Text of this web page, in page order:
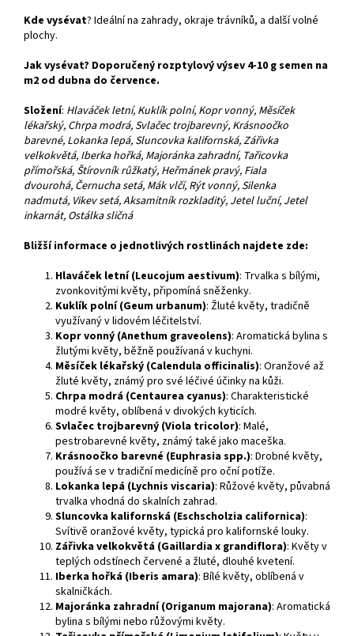
Kde vysévat? Ideální na zahrady, okraje trávníků, a další volné
plochy.
Jak vysévat? Doporučený rozptylový výsev 4-10 g semen na
m2 od dubna do července.
Složení: Hlaváček letní, Kuklík polní, Kopr vonný, Měsíček
lékařský, Chrpa modrá, Svlačec trojbarevný, Krásnoočko
barevné, Lokanka lepá, Sluncovka kalifornská, Zářivka
velkokvětá, Iberka hořká, Majoránka zahradní, Tařicovka
přímořská, Štírovník růžkatý, Heřmánek pravý, Fiala
dvourohá, Černucha setá, Mák vlčí, Rýt vonný, Silenka
nadmutá, Vikev setá, Aksamitník rozkladitý, Jetel luční, Jetel
inkarnát, Ostálka sličná
Bližší informace o jednotlivých rostlinách najdete zde:
Hlaváček letní (Leucojum aestivum): Trvalka s bílými,
zvonkovitými květy, připomíná sněženky.
Kuklík polní (Geum urbanum): Žluté květy, tradičně
využívaný v lidovém léčitelství.
Kopr vonný (Anethum graveolens): Aromatická bylina s
žlutými květy, běžně používaná v kuchyni.
Měsíček lékařský (Calendula officinalis): Oranžové až
žluté květy, známý pro své léčivé účinky na kůži.
Chrpa modrá (Centaurea cyanus): Charakteristické
modré květy, oblíbená v divokých kyticích.
Svlačec trojbarevný (Viola tricolor): Malé,
pestrobarevné květy, známý také jako maceška.
Krásnoočko barevné (Euphrasia spp.): Drobné květy,
používá se v tradiční medicíně pro oční potíže.
Lokanka lepá (Lychnis viscaria): Růžové květy, půvabná
trvalka vhodná do skalních zahrad.
Sluncovka kalifornská (Eschscholzia californica):
Svítivě oranžové květy, typická pro kalifornské louky.
Zářivka velkokvětá (Gaillardia x grandiflora): Květy v
teplých odstínech červené a žluté, dlouhé kvetení.
Iberka hořká (Iberis amara): Bílé květy, oblíbená v
skalničkách.
Majoránka zahradní (Origanum majorana): Aromatická
bylina s bílými nebo růžovými květy.